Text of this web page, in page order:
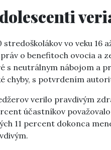
stredoškolákov vo veku 16
o benefitoch ovocia a
s neutrálnym nábojom a
chyby, s potvrdením
verilo pravdivým
účastníkov
11 percent dokonca